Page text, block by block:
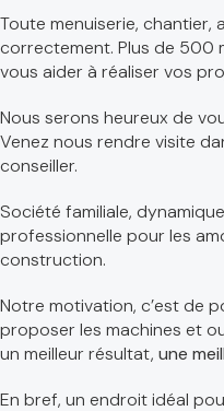
Toute menuiserie, chantier,
correctement. Plus de 500
vous aider à réaliser vos
Nous serons heureux de
Venez nous rendre visite
conseiller.
Société familiale,
professionnelle pour les
construction.
Notre motivation, c’est de
proposer les machines et
un meilleur résultat, une
En bref, un endroit idéal